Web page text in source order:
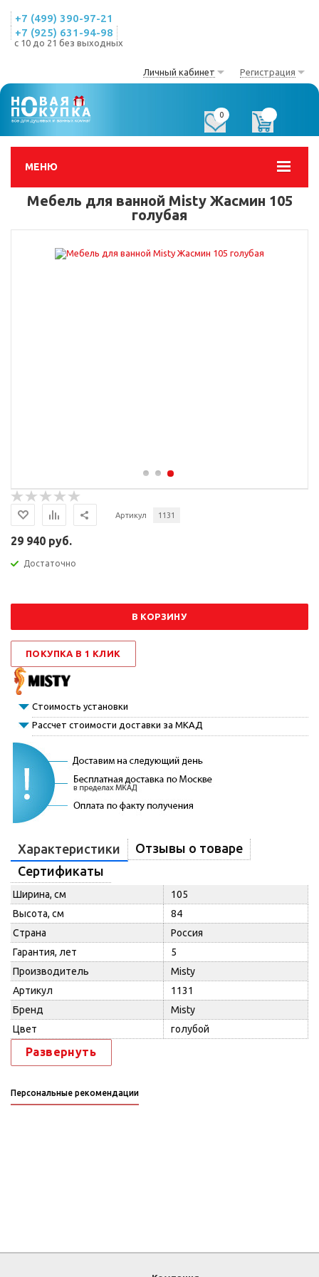
+7 (499) 390-97-21
+7 (925) 631-94-98
с 10 до 21 без выходных
Личный кабинет Регистрация
МЕНЮ
0
Мебель для ванной Misty Жасмин 105
голубая
Артикул 1131
29 940 руб.
Достаточно
В КОРЗИНУ
ПОКУПКА В 1 КЛИК
Стоимость установки
Рассчет стоимости доставки за МКАД
Характеристики
Отзывы о товаре
Сертификаты
Ширина, см
105
Высота, см
84
Страна
Россия
Гарантия, лет
5
Производитель
Misty
Артикул
1131
Бренд
Misty
Цвет
голубой
Развернуть
Персональные рекомендации